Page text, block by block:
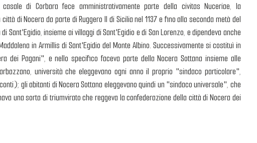
di Corbara fece amministrativamente parte della civitas Nuceriae, la
di Nocera da parte di Ruggero II di Sicilia nel 1137 e fino alla seconda metà del
insieme ai villaggi di Sant'Egidio e di San Lorenzo, e dipendeva anche
in Armillis di Sant'Egidio del Monte Albino. Successivamente si costituì in
dei Pagani", e nello specifico faceva parte della Nocera Sottana insieme alle
università che eleggevano ogni anno il proprio "sindaco particolare",
gli abitanti di Nocera Sottana eleggevano quindi un "sindaco universale", che
una sorta di triumvirato che reggeva la confederazione della città di Nocera dei